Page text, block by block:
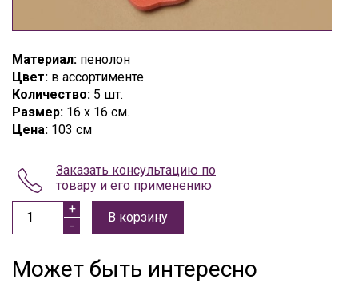
Материал: пенолон
Цвет: в ассортименте
Количество: 5 шт.
Размер: 16 x 16 см.
Цена: 103 см
Заказать консультацию по
товару и его применению
В корзину
Может быть интересно